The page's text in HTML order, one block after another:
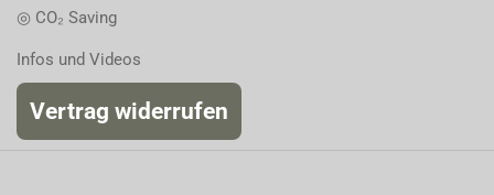
◎ CO₂ Saving
Infos und Videos
Vertrag widerrufen